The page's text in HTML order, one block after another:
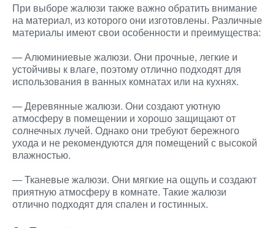
При выборе жалюзи также важно обратить внимание
на материал, из которого они изготовлены. Различные
материалы имеют свои особенности и преимущества:
— Алюминиевые жалюзи. Они прочные, легкие и
устойчивы к влаге, поэтому отлично подходят для
использования в ванных комнатах или на кухнях.
— Деревянные жалюзи. Они создают уютную
атмосферу в помещении и хорошо защищают от
солнечных лучей. Однако они требуют бережного
ухода и не рекомендуются для помещений с высокой
влажностью.
— Тканевые жалюзи. Они мягкие на ощупь и создают
приятную атмосферу в комнате. Такие жалюзи
отлично подходят для спален и гостинных.